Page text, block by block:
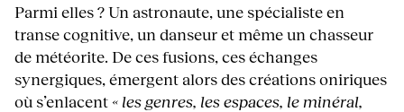
Parmi elles ? Un astronaute, une spécialiste en
transe cognitive, un danseur et même un chasseur
de météorite. De ces fusions, ces échanges
synergiques, émergent alors des créations oniriques
où s’enlacent « les genres, les espaces, le minéral,